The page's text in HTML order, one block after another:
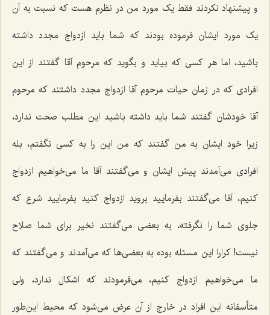
و پیشنهاد نکردند فقط یک مورد من در نظرم هست که نسبت به آن
یک مورد ایشان فرموده بودند که شما باید ازدواج مجدد داشته
باشید، اما هر کسی که بیاید و بگوید که مرحوم آقا گفتند از این
افرادی که در زمان حیات مرحوم آقا ازدواج مجدد داشتند که مرحوم
آقا خودشان گفتند شما باید داشته باشید این مطلب صحت ندارد،
زیرا خود ایشان به من گفتند که من این را به کسی نگفتم، بله
افرادی می‌آمدند پیش ایشان و می‌گفتند آقا ما می‌خواهیم ازدواج
کنیم، آقا می‌گفتند بفرمایید بروید ازدواج کنید بفرمایید شرع که
جلوی شما را نگرفته، به بعضی می‌گفتند نخیر برای شما صلاح
نیست! کرارا این مسئله بوده به بعضی‌ها که می‌آمدند و می‌گفتند که
ما می‌خواهیم ازدواج کنیم، می‌فرمودند که اشکال ندارد، ولی
متأسفانه این افراد در خارج از آن عرض می‌شود که محیط این‌طور